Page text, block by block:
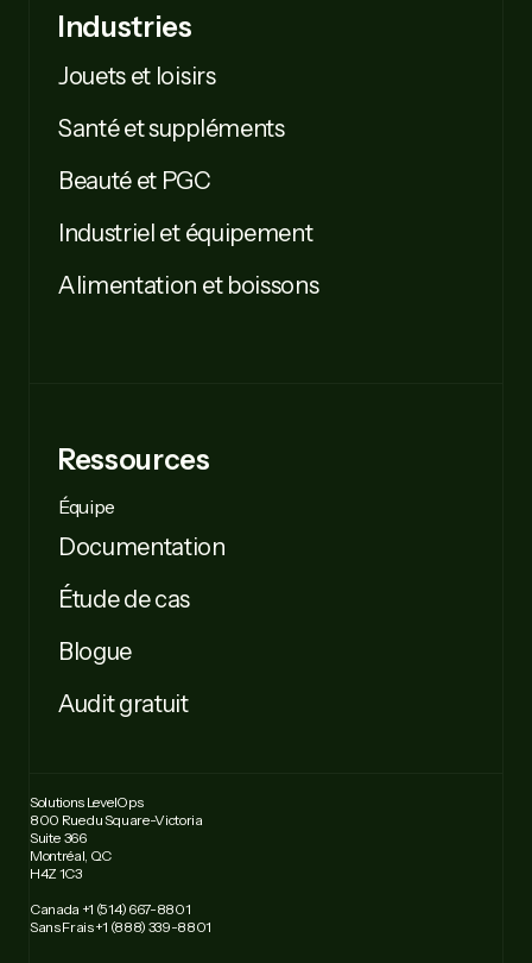
Industries
Jouets et loisirs
Santé et suppléments
Beauté et PGC
Industriel et équipement
Alimentation et boissons
Ressources
Équipe
Documentation
Étude de cas
Blogue
Audit gratuit
Solutions LevelOps
800 Rue du Square-Victoria
Suite 366
Montréal, QC
H4Z 1C3
Canada +1 (514) 667-8801
Sans Frais +1 (888) 339-8801